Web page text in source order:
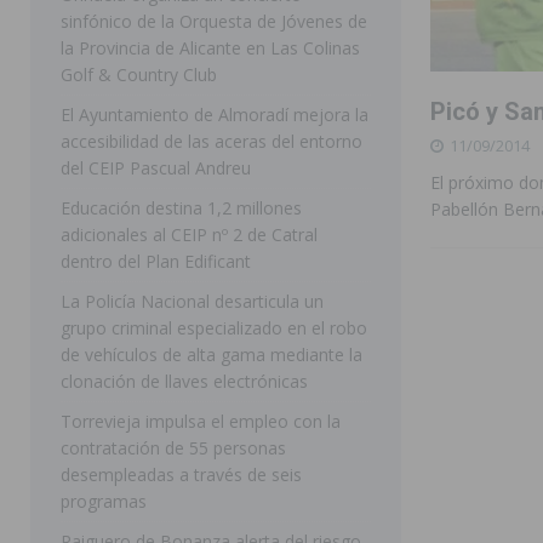
[ 07/08/2026 ]
Rojales clausura con éxito las Fiestas
[ 06/08/2026 ]
Arcángel
REDOVÁN
[ 06/08/2026 ]
[ 07/08/2026 ] FEGADO 2026 cierra con un balance
DOLORES
[ 07/08/2026 ] Orihuela cumple los objetivos de
ORIHUELA
[ 07/08/2026 ]
Orihuela organiza un concierto
Golf & Country Club
Picó y
11/09/2014
El próximo
Pabellón
sinfónico de la Orquesta de Jóvenes de
la Provincia de Alicante en Las Colinas
Golf & Country Club
El Ayuntamiento de Almoradí mejora la
accesibilidad de las aceras del entorno
del CEIP Pascual Andreu
Educación destina 1,2 millones
adicionales al CEIP nº 2 de Catral
dentro del Plan Edificant
La Policía Nacional desarticula un
grupo criminal especializado en el robo
de vehículos de alta gama mediante la
clonación de llaves electrónicas
Torrevieja impulsa el empleo con la
contratación de 55 personas
desempleadas a través de seis
programas